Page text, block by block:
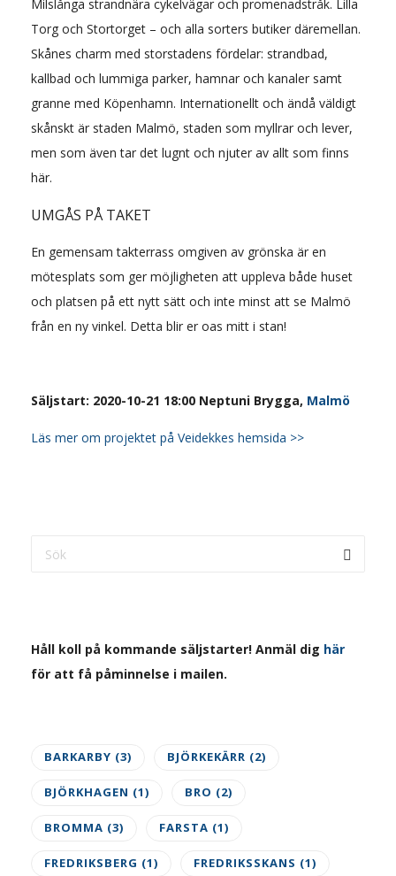
Milslånga strandnära cykelvägar och promenadstråk. Lilla
Torg och Stortorget – och alla sorters butiker däremellan.
Skånes charm med storstadens fördelar: strandbad,
kallbad och lummiga parker, hamnar och kanaler samt
granne med Köpenhamn. Internationellt och ändå väldigt
skånskt är staden Malmö, staden som myllrar och lever,
men som även tar det lugnt och njuter av allt som finns
här.
UMGÅS PÅ TAKET
En gemensam takterrass omgiven av grönska är en
mötesplats som ger möjligheten att uppleva både huset
och platsen på ett nytt sätt och inte minst att se Malmö
från en ny vinkel. Detta blir er oas mitt i stan!
Säljstart: 2020-10-21 18:00 Neptuni Brygga, Malmö
Läs mer om projektet på Veidekkes hemsida >>
Håll koll på kommande säljstarter! Anmäl dig här
för att få påminnelse i mailen.
BARKARBY (3) BJÖRKEKÄRR (2)
BJÖRKHAGEN (1) BRO (2)
BROMMA (3) FARSTA (1)
FREDRIKSBERG (1) FREDRIKSSKANS (1)